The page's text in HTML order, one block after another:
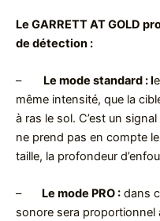
Le GARRETT AT GOLD
de détection :
– Le mode standard : l
même intensité, que la
à ras le sol. C’est un
ne prend pas en compte
taille, la profondeur
– Le mode PRO : dans
sonore sera proportionnel